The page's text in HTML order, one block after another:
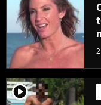
player2